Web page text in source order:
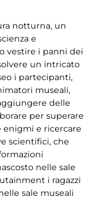
notturna, un
e
vestire i panni dei
un intricato
i partecipanti,
museali,
delle
per superare
enigmi e ricercare
scientifici, che
nelle sale
i ragazzi
sale museali